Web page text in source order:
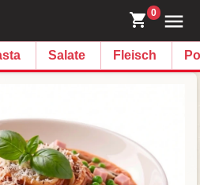
0
Salate Fleisch